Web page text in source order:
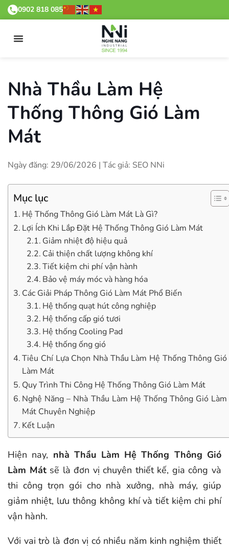
0902 818 085
Nhà Thầu Làm Hệ
Thống Thông Gió Làm
Mát
Ngày đăng: 29/06/2026 | Tác giả: SEO NNi
Mục lục
Hệ Thống Thông Gió Làm Mát Là Gì?
Lợi Ích Khi Lắp Đặt Hệ Thống Thông Gió Làm Mát
Giảm nhiệt độ hiệu quả
Cải thiện chất lượng không khí
Tiết kiệm chi phí vận hành
Bảo vệ máy móc và hàng hóa
Các Giải Pháp Thông Gió Làm Mát Phổ Biến
Hệ thống quạt hút công nghiệp
Hệ thống cấp gió tươi
Hệ thống Cooling Pad
Hệ thống ống gió
Tiêu Chí Lựa Chọn Nhà Thầu Làm Hệ Thống Thông Gió
Làm Mát
Quy Trình Thi Công Hệ Thống Thông Gió Làm Mát
Nghệ Năng – Nhà Thầu Làm Hệ Thống Thông Gió Làm
Mát Chuyên Nghiệp
Kết Luận
Hiện nay, nhà Thầu Làm Hệ Thống Thông Gió
Làm Mátsẽ là đơn vị chuyên thiết kế, gia công và
thi công trọn gói cho nhà xưởng, nhà máy, giúp
giảm nhiệt, lưu thông không khí và tiết kiệm chi phí
vận hành.
Với vai trò là đơn vị có nhiều năm kinh nghiệm thiết